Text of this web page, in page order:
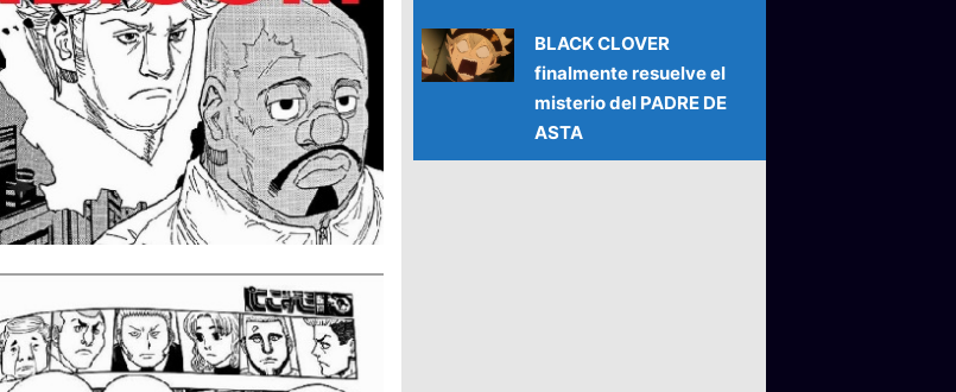
BLACK CLOVER
finalmente resuelve el
misterio del PADRE DE
ASTA